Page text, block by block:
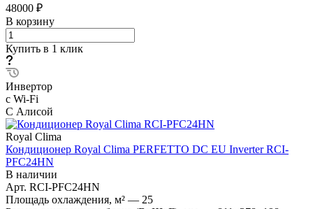
48000 ₽
В корзину
Купить в 1 клик
Инвертор
с Wi-Fi
С Алисой
Royal Clima
Кондиционер Royal Clima PERFETTO DC EU Inverter RCI-
PFC24HN
В наличии
Арт. RCI-PFC24HN
Площадь охлаждения, м² — 25